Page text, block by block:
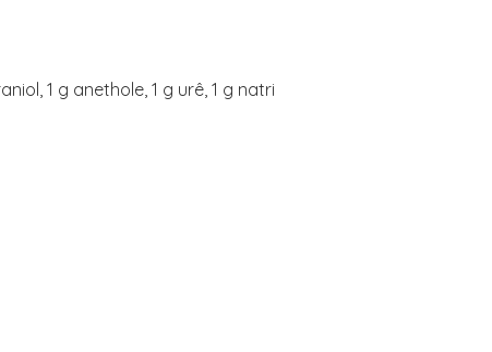
1 g anethole, 1 g urê, 1 g natri